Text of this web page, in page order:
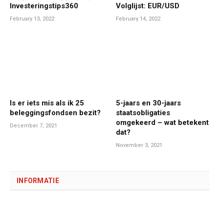
Investeringstips360
February 13, 2022
Volglijst: EUR/USD
February 14, 2022
Is er iets mis als ik 25
beleggingsfondsen bezit?
December 7, 2021
5-jaars en 30-jaars
staatsobligaties
omgekeerd – wat betekent
dat?
November 3, 2021
INFORMATIE